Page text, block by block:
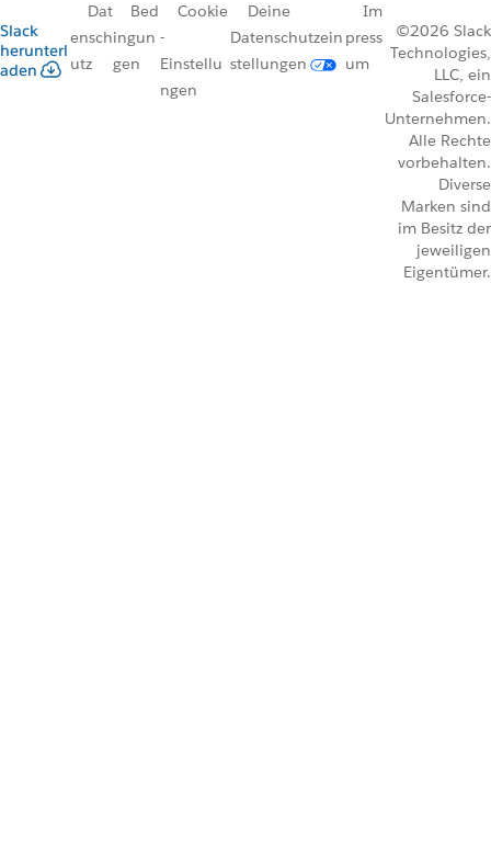
Slack
herunterl
aden
Dat
ensch
utz
Bed
ingun
gen
Cookie
-
Einstellu
ngen
Deine
Datenschutzein
stellungen
Im
press
um
©2026 Slack
Technologies,
LLC, ein
Salesforce-
Unternehmen.
Alle Rechte
vorbehalten.
Diverse
Marken sind
im Besitz der
jeweiligen
Eigentümer.